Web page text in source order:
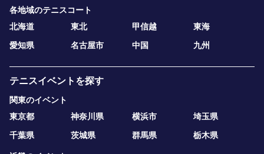
各地域のテニスコート
北海道
東北 甲信越
東海
愛知県
名古屋市 中国 九州
テニスイベントを探す
関東のイベント
東京都
神奈川県 横浜市
埼玉県
千葉県
茨城県 群馬県 栃木県